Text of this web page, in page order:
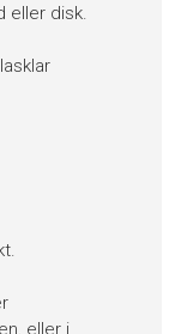
eller disk.
eller i